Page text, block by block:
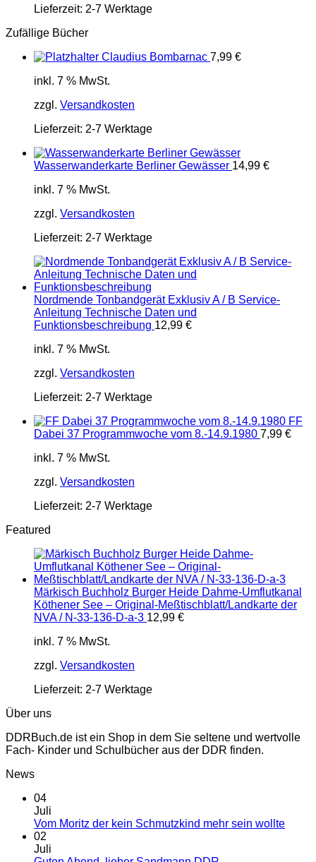
Lieferzeit: 2-7 Werktage
Zufällige Bücher
Claudius Bombarnac 7,99 €
inkl. 7 % MwSt.
zzgl. Versandkosten
Lieferzeit: 2-7 Werktage
Wasserwanderkarte Berliner Gewässer 14,99 €
inkl. 7 % MwSt.
zzgl. Versandkosten
Lieferzeit: 2-7 Werktage
Nordmende Tonbandgerät Exklusiv A / B Service-
Anleitung Technische Daten und
Funktionsbeschreibung 12,99 €
inkl. 7 % MwSt.
zzgl. Versandkosten
Lieferzeit: 2-7 Werktage
FF
Dabei 37 Programmwoche vom 8.-14.9.1980 7,99 €
inkl. 7 % MwSt.
zzgl. Versandkosten
Lieferzeit: 2-7 Werktage
Featured
Märkisch Buchholz Burger Heide Dahme-Umflutkanal
Köthener See – Original-Meßtischblatt/Landkarte der
NVA / N-33-136-D-a-3 12,99 €
inkl. 7 % MwSt.
zzgl. Versandkosten
Lieferzeit: 2-7 Werktage
Über uns
DDRBuch.de ist ein Shop in dem Sie seltene und wertvolle
Fach- Kinder und Schulbücher aus der DDR finden.
News
04
Juli
Vom Moritz der kein Schmutzkind mehr sein wollte
02
Juli